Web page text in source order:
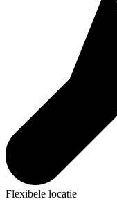
Flexibele locatie